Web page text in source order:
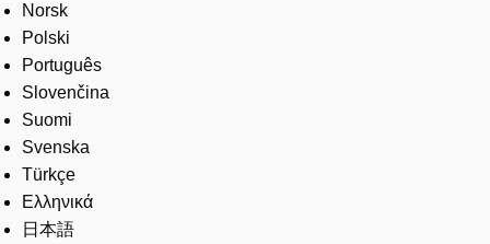
Norsk
Polski
Português
Slovenčina
Suomi
Svenska
Türkçe
Ελληνικά
日本語